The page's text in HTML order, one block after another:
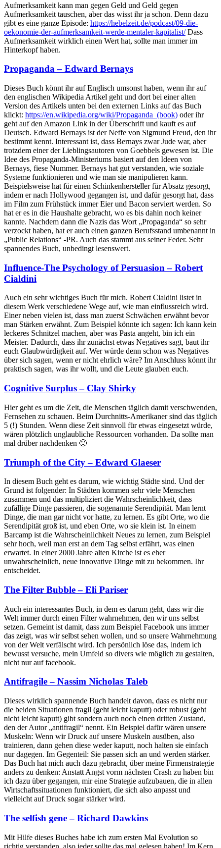
Aufmerksamkeit kann man gegen Geld und Geld gegen
Aufmerksamkeit tauschen, aber das wisst ihr ja schon. Denn dazu
gibt es eine ganze Episode: https://hebelzeit.de/podcast/09-die-
oekonomie-der-aufmerksamkeit-werde-mentaler-kapitalist/Dass
Aufmerksamkeit wirklich einen Wert hat, sollte man immer im
Hinterkopf haben.
Propaganda – Edward Bernays
Dieses Buch könnt ihr auf Englisch umsonst haben, wenn ihr auf
den englischen Wikipedia Artikel geht und dort bei einer alten
Version des Artikels unten bei den externen Links auf das Buch
klickt: https://en.wikipedia.org/wiki/Propaganda_(book) oder ihr
geht auf den Amazon Link in der Überschrift und kauft es auf
Deutsch. Edward Bernays ist der Neffe von Sigmund Freud, den ihr
bestimmt kennt. Interessant ist, dass Bernays zwar Jude war, aber
trotzdem einer der Lieblingsautoren von Goebbels gewesen ist. Die
Idee des Propaganda-Ministeriums basiert auf den Ideen von
Bernays, fiese Nummer. Bernays hat gut verstanden, wie soziale
Systeme funktionieren und wie man sie manipulieren kann.
Beispielsweise hat für einen Schinkenhersteller für Absatz gesorgt,
indem er nach Hollywood gegangen ist, und dafür gesorgt hat, dass
im Film zum Frühstück immer Eier und Bacon serviert werden. So
hat er es in die Haushalte gebracht, wo es bis dahin noch keiner
kannte. Nachdem dann die Nazis das Wort „Propaganda“ so sehr
verzockt haben, hat er auch einen ganzen Berufsstand umbenannt in
„Public Relations“ -PR. Auch das stammt aus seiner Feder. Sehr
spannendes Buch, unbedingt lesenswert.
Influence-The Psychology of Persuasion – Robert
Cialdini
Auch ein sehr wichtiges Buch für mich. Robert Cialdini listet in
diesem Werk verschiedene Wege auf, wie man einflussreich wird.
Einer neben vielen ist, dass man zuerst Schwächen erwähnt bevor
man Stärken erwähnt. Zum Beispiel könnte ich sagen: Ich kann kein
leckeres Schnitzel machen, aber was Pasta angeht, bin ich ein
Meister. Dadurch, dass ihr zunächst etwas Negatives sagt, baut ihr
euch Glaubwürdigkeit auf. Wer würde denn schon was Negatives
über sich sagen, wenn er nicht ehrlich wäre? Im Anschluss könnt ihr
praktisch sagen, was ihr wollt, und die Leute glauben euch.
Cognitive Surplus – Clay Shirky
Hier geht es um die Zeit, die Menschen täglich damit verschwenden,
Fernsehen zu schauen. Beim Durchnitts-Amerikaner sind das täglich
5 (!) Stunden. Wenn diese Zeit sinnvoll für etwas eingesetzt würde,
wären plötzlich unglaubliche Ressourcen vorhanden. Da sollte man
mal drüber nachdenken 🙂
Triumph of the City – Edward Glaeser
In diesem Buch geht es darum, wie wichtig Städte sind. Und der
Grund ist folgender: In Städten kommen sehr viele Menschen
zusammen und das multipliziert die Wahrscheinlichkeit, dass
zufällige Dinge passieren, die sogenannte Serendipität. Man lernt
Dinge, die man gar nicht vor hatte, zu lernen. Es gibt Orte, wo die
Serendipität groß ist, und eben Orte, wo sie klein ist. In einem
Barcamp ist die Wahrscheinlichkeit Neues zu lernen, zum Beispiel
sehr hoch, weil man erst an dem Tag selbst erfährt, was einen
erwartet. In einer 2000 Jahre alten Kirche ist es eher
unwahrscheinlich, neue innovative Dinge mit zu bekommen. Ihr
entscheidet.
The Filter Bubble – Eli Pariser
Auch ein interessantes Buch, in dem es darum geht, dass wir die
Welt immer durch einen Filter wahrnehmen, den wir uns selbst
setzen. Gemeint ist damit, dass zum Beispiel Facebook uns immer
das zeigt, was wir selbst sehen wollen, und so unsere Wahrnehmung
von der Welt verfälscht wird. Ich persönlich löse das, indem ich
bewusst versuche, mein Umfeld so divers wie möglich zu gestalten,
nicht nur auf facebook.
Antifragile – Nassim Nicholas Taleb
Dieses wirklich spannende Buch handelt davon, dass es nicht nur
die beiden Situationen fragil (geht leicht kaputt) oder robust (geht
nicht leicht kaputt) gibt sondern auch noch einen dritten Zustand,
den der Autor „antifragil“ nennt. Ein Beispiel dafür wären unsere
Muskeln: Wenn wir Druck auf unsere Muskeln ausüben, also
trainieren, dann gehen diese weder kaputt, noch halten sie einfach
nur dagegen. Im Gegenteil: Sie passen sich an und werden stärker.
Das Buch hat mich auch dazu gebracht, über meine Firmenstrategie
anders zu denken: Anstatt Angst vorm nächsten Crash zu haben bin
ich dazu über gegangen, mir eine Strategie aufzubauen, die in allen
Wirtschaftssituationen funktioniert, die sich also anpasst und
vielleicht auf Druck sogar stärker wird.
The selfish gene – Richard Dawkins
Mit Hilfe dieses Buches habe ich zum ersten Mal Evolution so
richtig verstanden, also jeder sollte das mal gelesen haben! Im Kern